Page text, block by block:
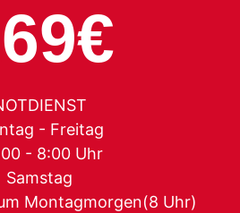
- Freitag
- 8:00 Uhr
Samstag
Montagmorgen(8 Uhr)